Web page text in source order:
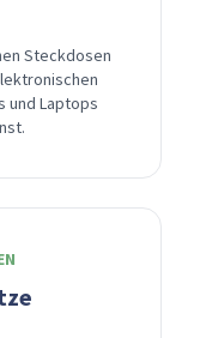
Steckdosen
und Laptops